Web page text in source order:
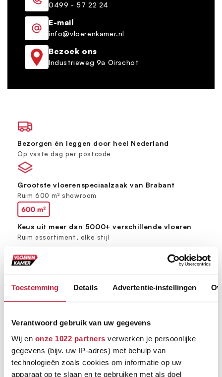
Toestemming Details Advertentie-instellingen
Verantwoord gebruik van uw gegevens
Wij en onze 1022 partners verwerken je persoonlijke
gegevens (bijv. uw IP-adres) met behulp van
technologieën zoals cookies om informatie op uw
apparaat op te slaan en te gebruiken met als doel
0499 - 57 22 24
E-mail
info@vloerenkamer.nl
Bezoek ons
Industrieweg 9a Oirschot
Bezorgen én leggen door heel Nederland
Op vaste dag per postcode
Grootste vloerenspeciaalzaak van Brabant
Ruim 600 m² showroom
Keus uit meer dan 5000+ verschillende vloeren
Ruim assortiment, elke stijl